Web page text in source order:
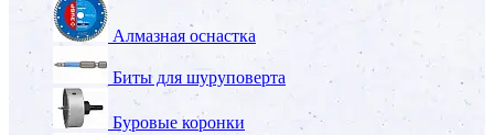
Алмазная оснастка
Биты для шуруповерта
Буровые коронки